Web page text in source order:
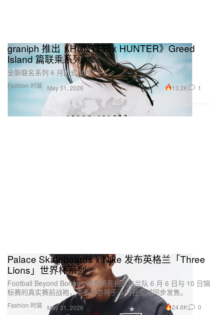
Fashion 时装
graniph 推出《HUNTER x HUNTER》Greed
Island 篇联乘系列
全新联名系列 6 月正式发售。
May 31, 2026 13.2K 1
Fashion 时装
Palace Skateboards x Nike 发布英格兰「Three
Lions」世界杯系列
Football Beyond Borders 徽章将亮相英格兰队 6 月 6 日与 10 日锦
标赛的真实赛前战袍，本系列亦将于 6 月在全球同步发售。
May 31, 2026 24.6K 0